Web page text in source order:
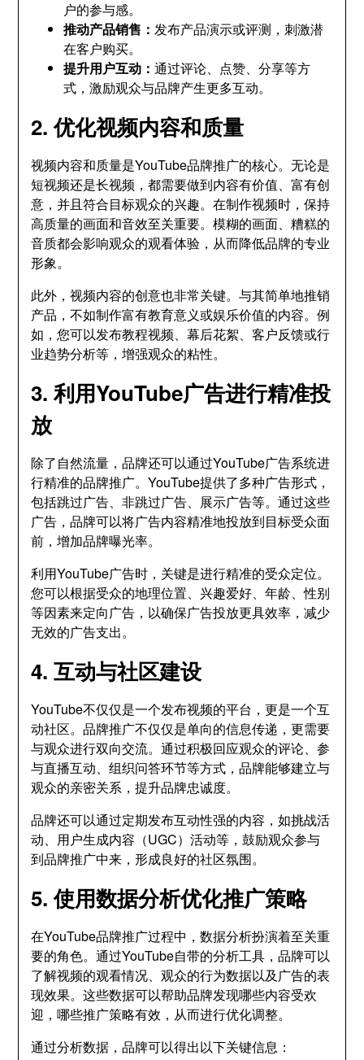
户的参与感。
推动产品销售：发布产品演示或评测，刺激潜
在客户购买。
提升用户互动：通过评论、点赞、分享等方
式，激励观众与品牌产生更多互动。
2. 优化视频内容和质量
视频内容和质量是YouTube品牌推广的核心。无论是
短视频还是长视频，都需要做到内容有价值、富有创
意，并且符合目标观众的兴趣。在制作视频时，保持
高质量的画面和音效至关重要。模糊的画面、糟糕的
音质都会影响观众的观看体验，从而降低品牌的专业
形象。
此外，视频内容的创意也非常关键。与其简单地推销
产品，不如制作富有教育意义或娱乐价值的内容。例
如，您可以发布教程视频、幕后花絮、客户反馈或行
业趋势分析等，增强观众的粘性。
3. 利用YouTube广告进行精准投
放
除了自然流量，品牌还可以通过YouTube广告系统进
行精准的品牌推广。YouTube提供了多种广告形式，
包括跳过广告、非跳过广告、展示广告等。通过这些
广告，品牌可以将广告内容精准地投放到目标受众面
前，增加品牌曝光率。
利用YouTube广告时，关键是进行精准的受众定位。
您可以根据受众的地理位置、兴趣爱好、年龄、性别
等因素来定向广告，以确保广告投放更具效率，减少
无效的广告支出。
4. 互动与社区建设
YouTube不仅仅是一个发布视频的平台，更是一个互
动社区。品牌推广不仅仅是单向的信息传递，更需要
与观众进行双向交流。通过积极回应观众的评论、参
与直播互动、组织问答环节等方式，品牌能够建立与
观众的亲密关系，提升品牌忠诚度。
品牌还可以通过定期发布互动性强的内容，如挑战活
动、用户生成内容（UGC）活动等，鼓励观众参与
到品牌推广中来，形成良好的社区氛围。
5. 使用数据分析优化推广策略
在YouTube品牌推广过程中，数据分析扮演着至关重
要的角色。通过YouTube自带的分析工具，品牌可以
了解视频的观看情况、观众的行为数据以及广告的表
现效果。这些数据可以帮助品牌发现哪些内容受欢
迎，哪些推广策略有效，从而进行优化调整。
通过分析数据，品牌可以得出以下关键信息：